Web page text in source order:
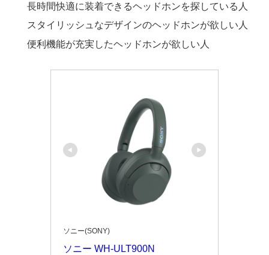
長時間快適に装着できるヘッドホンを探している人
スタイリッシュなデザインのヘッドホンが欲しい人
便利機能が充実したヘッドホンが欲しい人
ソニー(SONY)
ソニー WH-ULT900N